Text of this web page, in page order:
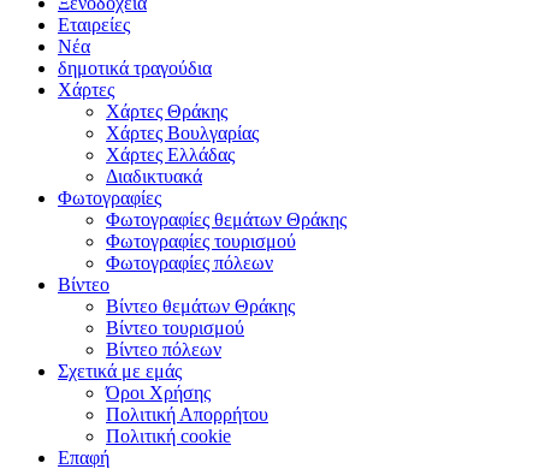
Εταιρείες
Νέα
δημοτικά τραγούδια
Χάρτες
Χάρτες Θράκης
Χάρτες Βουλγαρίας
Χάρτες Ελλάδας
Διαδικτυακά
Φωτογραφίες
Φωτογραφίες θεμάτων Θράκης
Φωτογραφίες τουρισμού
Φωτογραφίες πόλεων
Βίντεο
Βίντεο θεμάτων Θράκης
Βίντεο τουρισμού
Βίντεο πόλεων
Σχετικά με εμάς
Όροι Χρήσης
Πολιτική Απορρήτου
Πολιτική cookie
Επαφή